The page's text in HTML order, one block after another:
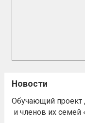
Новости
Обучающий проект
и членов их семей